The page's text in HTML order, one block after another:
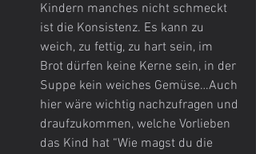
Kindern manches nicht schmeckt
ist die Konsistenz. Es kann zu
weich, zu fettig, zu hart sein, im
Brot dürfen keine Kerne sein, in der
Suppe kein weiches Gemüse…Auch
hier wäre wichtig nachzufragen und
draufzukommen, welche Vorlieben
das Kind hat “Wie magst du die